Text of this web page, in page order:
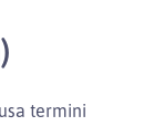
termini